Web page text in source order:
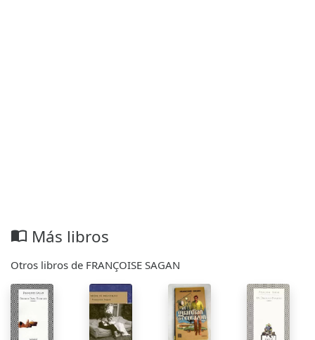
import_contacts Más libros
Otros libros de FRANÇOISE SAGAN